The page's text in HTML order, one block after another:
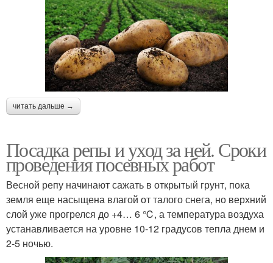
читать дальше →
Посадка репы и уход за ней. Сроки
проведения посевных работ
Весной репу начинают сажать в открытый грунт, пока
земля еще насыщена влагой от талого снега, но верхний
слой уже прогрелся до +4… 6 ℃, а температура воздуха
устанавливается на уровне 10-12 градусов тепла днем и
2-5 ночью.